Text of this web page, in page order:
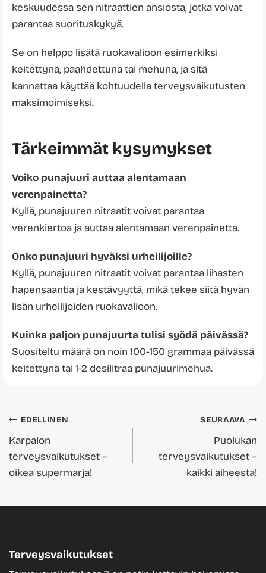
keskuudessa sen nitraattien ansiosta, jotka voivat
parantaa suorituskykyä.
Se on helppo lisätä ruokavalioon esimerkiksi
keitettynä, paahdettuna tai mehuna, ja sitä
kannattaa käyttää kohtuudella terveysvaikutusten
maksimoimiseksi.
Tärkeimmät kysymykset
Voiko punajuuri auttaa alentamaan
verenpainetta?
Kyllä, punajuuren nitraatit voivat parantaa
verenkiertoa ja auttaa alentamaan verenpainetta.
Onko punajuuri hyväksi urheilijoille?
Kyllä, punajuuren nitraatit voivat parantaa lihasten
hapensaantia ja kestävyyttä, mikä tekee siitä hyvän
lisän urheilijoiden ruokavalioon.
Kuinka paljon punajuurta tulisi syödä päivässä?
Suositeltu määrä on noin 100-150 grammaa päivässä
keitettynä tai 1-2 desilitraa punajuurimehua.
Artikkelien
selaus
EDELLINEN
Karpalon
terveysvaikutukset –
oikea supermarja!
SEURAAVA
Puolukan
terveysvaikutukset –
kaikki aiheesta!
Terveysvaikutukset